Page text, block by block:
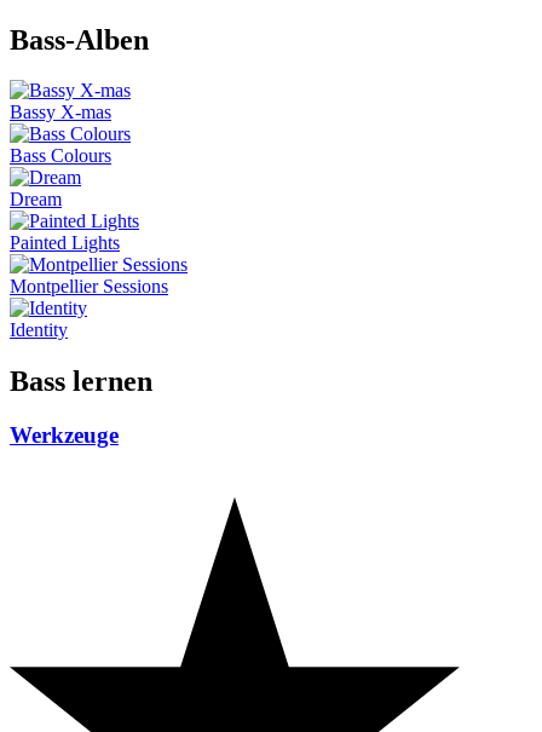
Bass-Alben
Bassy X-mas
Bass Colours
Dream
Painted Lights
Montpellier Sessions
Identity
Bass lernen
Werkzeuge